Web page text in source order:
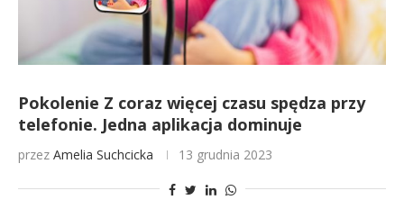
Pokolenie Z coraz więcej czasu spędza przy
telefonie. Jedna aplikacja dominuje
przez Amelia Suchcicka 13 grudnia 2023